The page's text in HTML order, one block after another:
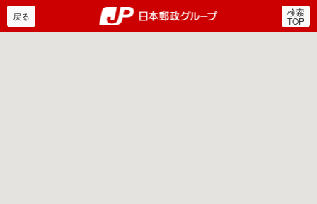
郵便局・日本郵政グルー
戻る 検索
TOP